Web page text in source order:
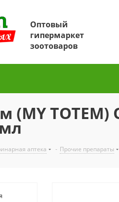
Оптовый
гипермаркет
зоотоваров
(MY TOTEM)
аптека - Прочие препараты